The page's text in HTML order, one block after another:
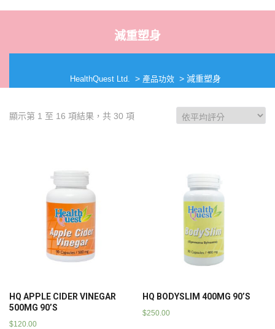
減重塑身
HealthQuest Ltd. > 產品功效 > 減重塑身
顯示第 1 至 16 項結果，共 30 項
HQ APPLE CIDER VINEGAR
500MG 90’S
$120.00
HQ BODYSLIM 400MG 90’S
$250.00